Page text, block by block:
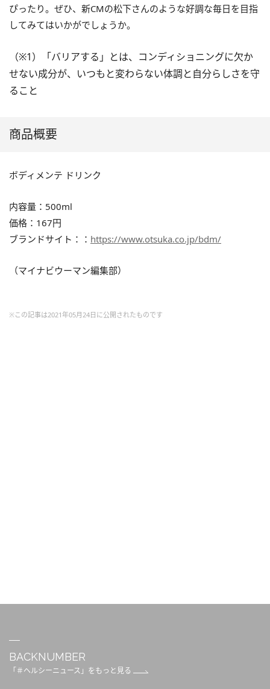
ぴったり。ぜひ、新CMの松下さんのような好調な毎日を目指
してみてはいかがでしょうか。
（※1）「バリアする」とは、コンディショニングに欠か
せない成分が、いつもと変わらない体調と自分らしさを守
ること
商品概要
ボディメンテ ドリンク
内容量：500ml
価格：167円
ブランドサイト：： https://www.otsuka.co.jp/bdm/
（マイナビウーマン編集部）
※この記事は2021年05月24日に公開されたものです
BACKNUMBER
「＃ヘルシーニュース」をもっと見る